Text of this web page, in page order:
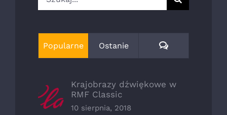
Popularne Ostanie Komentarze
Krajobrazy dźwiękowe w
RMF Classic
10 sierpnia, 2018